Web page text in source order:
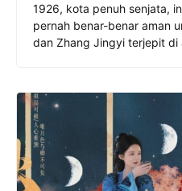
1926, kota penuh senjata,
pernah benar-benar aman
dan Zhang Jingyi terjepit di